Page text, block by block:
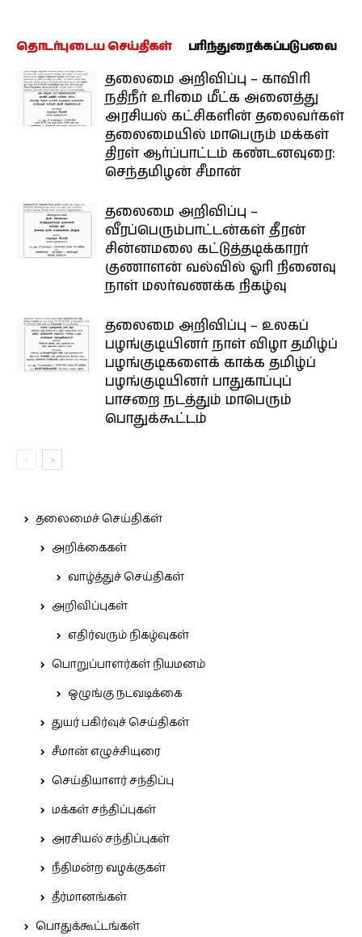
தொடர்புடைய செய்திகள் பரிந்துரைக்கப்படுபவை
தலைமை அறிவிப்பு – காவிரி
நதிநீர் உரிமை மீட்க அனைத்து
அரசியல் கட்சிகளின் தலைவர்கள்
தலைமையில் மாபெரும் மக்கள்
திரள் ஆர்ப்பாட்டம் கண்டனவுரை:
செந்தமிழன் சீமான்
தலைமை அறிவிப்பு –
வீரப்பெரும்பாட்டன்கள் தீரன்
சின்னமலை கட்டுத்தடிக்காரர்
குணாளன் வல்வில் ஓரி நினைவு
நாள் மலர்வணக்க நிகழ்வு
தலைமை அறிவிப்பு – உலகப்
பழங்குடியினர் நாள் விழா தமிழ்ப்
பழங்குடிகளைக் காக்க தமிழ்ப்
பழங்குடியினர் பாதுகாப்புப்
பாசறை நடத்தும் மாபெரும்
பொதுக்கூட்டம்
தலைமைச் செய்திகள்
அறிக்கைகள்
வாழ்த்துச் செய்திகள்
அறிவிப்புகள்
எதிர்வரும் நிகழ்வுகள்
பொறுப்பாளர்கள் நியமனம்
ஒழுங்கு நடவடிக்கை
துயர் பகிர்வுச் செய்திகள்
சீமான் எழுச்சியுரை
செய்தியாளர் சந்திப்பு
மக்கள் சந்திப்புகள்
அரசியல் சந்திப்புகள்
நீதிமன்ற வழக்குகள்
தீர்மானங்கள்
பொதுக்கூட்டங்கள்